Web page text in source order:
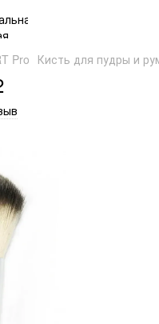
Pro Кисть для пудры и